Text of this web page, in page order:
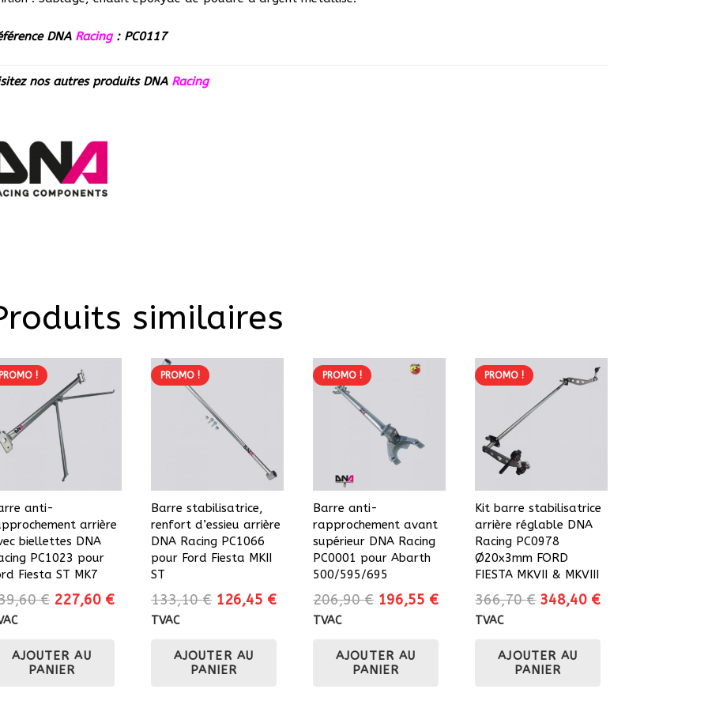
DNA Racing: PC0117
nos autres produits DNA Racing
similaires
!
anti-
arrière
biellettes DNA
PC1023 pour
Fiesta ST MK7
€ Le
était :
239,60 €.
227,60 €Le
AJOUTER AU
PANIER
PROMO !
Barre stabilisatrice,
renfort d’essieu arrière
DNA Racing PC1066
pour Ford Fiesta MKII
ST
133,10€ Le
était :
133,10 €.
126,45 €Le
TVAC
AJOUTER AU
PANIER
PROMO !
Barre anti-
rapprochement avant
supérieur DNA Racing
PC0001 pour Abarth
500/595/695
206,90€ Le
était :
206,90 €.
196,55 €Le
TVAC
AJOUTER AU
PANIER
PROMO !
Kit barre stabilisatrice
arrière réglable DNA
Racing PC0978
Ø20x3mm FORD
FIESTA MKVII & MKVIII
366,70€ Le
était :
366,70 €.
348,40 €Le
TVAC
AJOUTER AU
PANIER